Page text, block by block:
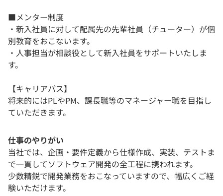
■メンター制度
・新入社員に対して配属先の先輩社員（チューター）が個
別教育をおこないます。
・人事担当が相談役として新入社員をサポートいたしま
す。
【キャリアパス】
将来的にはPLやPM、課長職等のマネージャー職を目指し
ていただきます。
仕事のやりがい
当社では、企画・要件定義から仕様作成、実装、テストま
で一貫してソフトウェア開発の全工程に携われます。
少数精鋭で開発業務をおこなっていますので、幅広くご経
験いただけます。